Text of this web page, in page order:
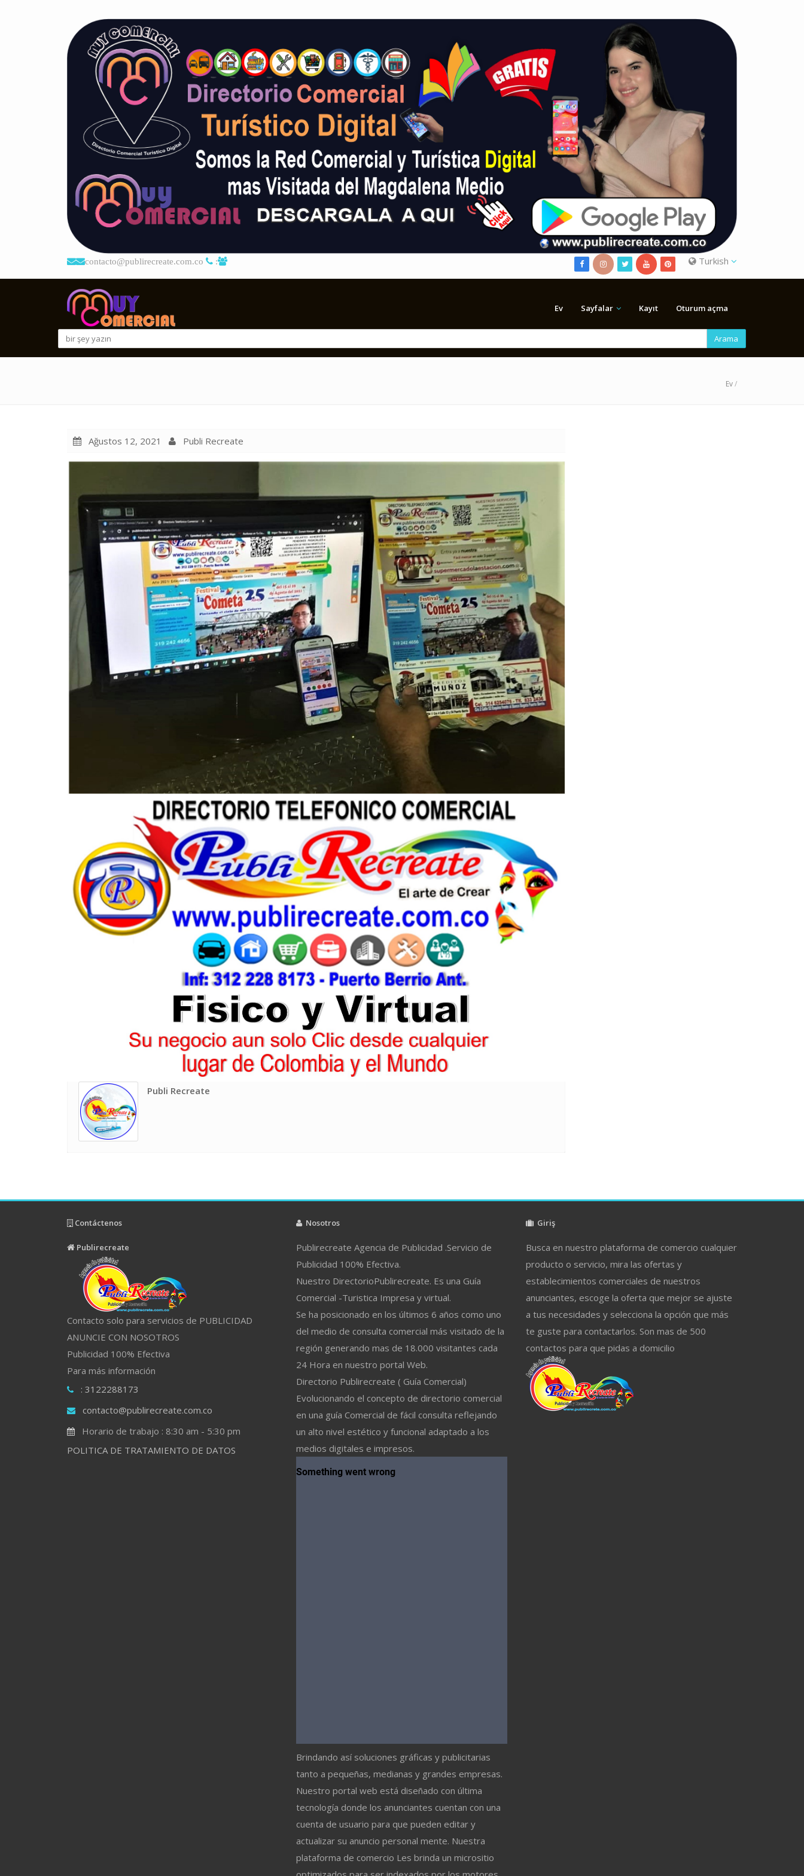
contacto@publirecreate.com.co : Turkish
Ev Sayfalar Kayıt Oturum açma
Arama
Ev/
Ağustos 12, 2021 Publi Recreate
Publi Recreate
Contáctenos
Publirecreate
Contacto solo para servicios de PUBLICIDAD
ANUNCIE CON NOSOTROS
Publicidad 100% Efectiva
Para más información
: 3122288173
contacto@publirecreate.com.co
Horario de trabajo : 8:30 am - 5:30 pm
POLITICA DE TRATAMIENTO DE DATOS
Nosotros
Publirecreate Agencia de Publicidad .Servicio de
Publicidad 100% Efectiva.
Nuestro DirectorioPublirecreate. Es una Guía
Comercial -Turistica Impresa y virtual.
Se ha posicionado en los últimos 6 años como uno
del medio de consulta comercial más visitado de la
región generando mas de 18.000 visitantes cada
24 Hora en nuestro portal Web.
Directorio Publirecreate ( Guía Comercial)
Evolucionando el concepto de directorio comercial
en una guía Comercial de fácil consulta reflejando
un alto nivel estético y funcional adaptado a los
medios digitales e impresos.
Brindando así soluciones gráficas y publicitarias
tanto a pequeñas, medianas y grandes empresas.
Nuestro portal web está diseñado con última
tecnología donde los anunciantes cuentan con una
cuenta de usuario para que pueden editar y
actualizar su anuncio personal mente. Nuestra
plataforma de comercio Les brinda un micrositio
Giriş
Busca en nuestro plataforma de comercio cualquier
producto o servicio, mira las ofertas y
establecimientos comerciales de nuestros
anunciantes, escoge la oferta que mejor se ajuste
a tus necesidades y selecciona la opción que más
te guste para contactarlos. Son mas de 500
contactos para que pidas a domicilio